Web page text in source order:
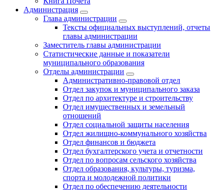
Администрация
Глава администрации
Тексты официальных выступлений, отчеты
главы администрации
Заместитель главы администрации
Статистические данные и показатели
муниципального образования
Отделы администрации
Административно-правовой отдел
Отдел закупок и муниципального заказа
Отдел по архитектуре и строительству
Отдел имущественных и земельный
отношений
Отдел социальной защиты населения
Отдел жилищно-коммунального хозяйства
Отдел финансов и бюджета
Отдел бухгалтерского учета и отчетности
Отдел по вопросам сельского хозяйства
Отдел образования, культуры, туризма,
спорта и молодежной политики
Отдел по обеспечению деятельности